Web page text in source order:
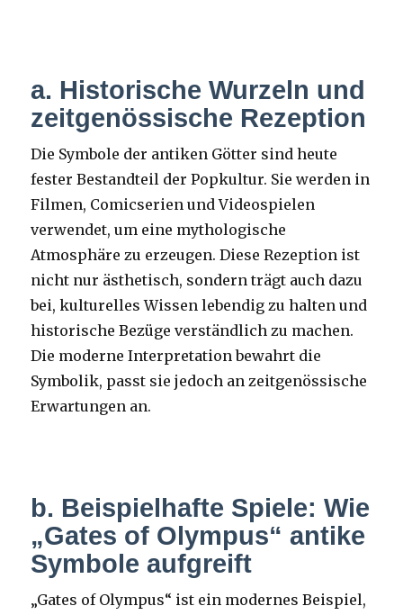
a. Historische Wurzeln und
zeitgenössische Rezeption
Die Symbole der antiken Götter sind heute
fester Bestandteil der Popkultur. Sie werden in
Filmen, Comicserien und Videospielen
verwendet, um eine mythologische
Atmosphäre zu erzeugen. Diese Rezeption ist
nicht nur ästhetisch, sondern trägt auch dazu
bei, kulturelles Wissen lebendig zu halten und
historische Bezüge verständlich zu machen.
Die moderne Interpretation bewahrt die
Symbolik, passt sie jedoch an zeitgenössische
Erwartungen an.
b. Beispielhafte Spiele: Wie
„Gates of Olympus“ antike
Symbole aufgreift
„Gates of Olympus“ ist ein modernes Beispiel,